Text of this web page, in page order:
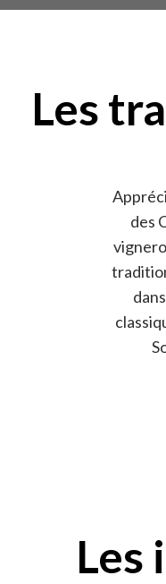
Les
des
Les